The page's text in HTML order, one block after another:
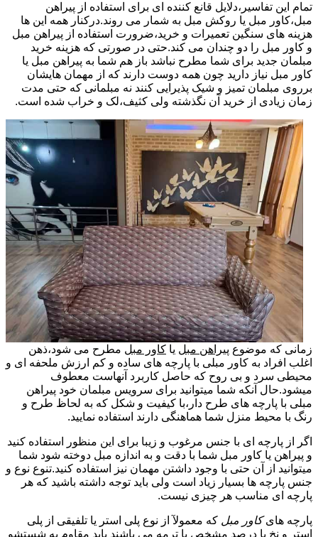
تمام این تفاسیر،دلایل قانع کننده ای برای استفاده از پیراهن
مبل،کاور مبل یا روکش مبل به شمار می روند.درکنار همه این ها
هزینه های سنگین تعمیرات و خرید،ضرورت استفاده از پیراهن مبل
و کاور مبل را دو چندان می کند.حتی در صورتی که هزینه خرید
مبلمان جدید برای شما مطرح نباشد باز هم شما به پیراهن مبل یا
کاور مبل نیاز دارید چون همه دوست دارند که از مهمان هایشان
برروی مبلمان تمیز و شیک پذیرایی کنند نه مبلمانی که حتی مدت
زمان زیادی از خرید آن نگذشته ولی کثیف،لک و خراب شده است.
زمانی که موضوع پیراهن مبل یا کاور مبل مطرح می شود،ذهن
اغلب افراد به کاور مبلی با پارچه های ساده و کم ارزش ملحفه ای و
محیطی سرد و بی روح که حاصل کاربرد آنهاست معطوف
میشود.حال آنکه شما میتوانید برای سرویس مبلمان خود پیراهن
مبلی با پارچه های طرح دار،با کیفیت و شکل که به لحاظ طرح و
رنگ با محیط منزل شما هماهنگی دارند استفاده نمایید.
اگر از پارچه ای با جنس مرغوب و زیبا برای این منظور استفاده کنید
و پیراهن یا کاور مبل شما با دقت و به اندازه مبل دوخته شود شما
میتوانید از آن حتی با وجود داشتن مهمان نیز استفاده کنید.تنوع نوع و
جنس پارچه ها بسیار زیاد است ولی باید توجه داشته باشید که هر
پارچه ای مناسب هر چیزی نیست.
پارچه هایکاور مبل که معمولآ از نوع پلی استر یا تلفیقی از پلی
استر و نخ با درصد مشخص یا ترمه می باشند باید مقاوم به شستشو